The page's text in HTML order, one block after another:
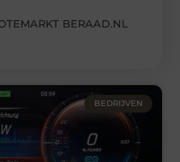
BERAAD.NL
BEDRIJVEN